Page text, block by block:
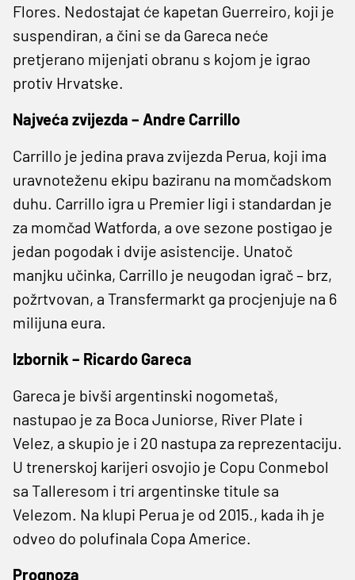
Flores. Nedostajat će kapetan Guerreiro, koji je
suspendiran, a čini se da Gareca neće
pretjerano mijenjati obranu s kojom je igrao
protiv Hrvatske.
Najveća zvijezda – Andre Carrillo
Carrillo je jedina prava zvijezda Perua, koji ima
uravnoteženu ekipu baziranu na momčadskom
duhu. Carrillo igra u Premier ligi i standardan je
za momčad Watforda, a ove sezone postigao je
jedan pogodak i dvije asistencije. Unatoč
manjku učinka, Carrillo je neugodan igrač – brz,
požrtvovan, a Transfermarkt ga procjenjuje na 6
milijuna eura.
Izbornik – Ricardo Gareca
Gareca je bivši argentinski nogometaš,
nastupao je za Boca Juniorse, River Plate i
Velez, a skupio je i 20 nastupa za reprezentaciju.
U trenerskoj karijeri osvojio je Copu Conmebol
sa Talleresom i tri argentinske titule sa
Velezom. Na klupi Perua je od 2015., kada ih je
odveo do polufinala Copa Americe.
Prognoza